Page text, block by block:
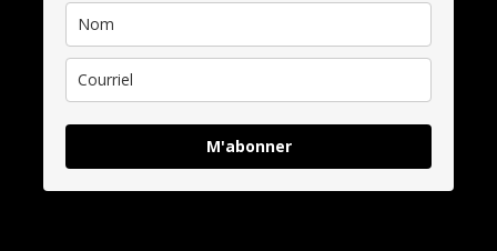
M'abonner